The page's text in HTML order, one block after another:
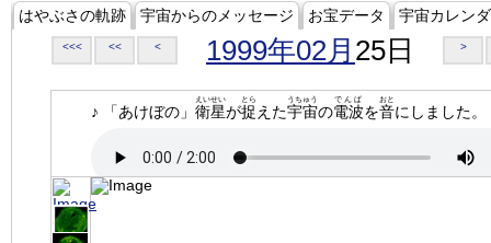
はやぶさの軌跡 宇宙からのメッセージ お宝データ 宇宙カレン
<<< << < 1999年02月 25日 >
♪ 「あけぼの」 衛星
えいせい
が捉
とら
えた宇宙
うちゅう
の電波
でんぱ
を音
おと
にしました。